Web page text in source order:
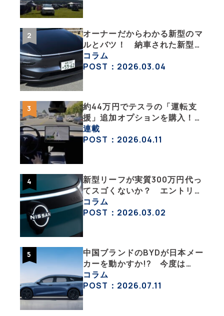
オーナーだからわかる新型のマ
ルとバツ！ 納車された新型を
旧型モデルＹと細部まで比べて
みた【テスラ沼にはまった大学
コラム
POST：2026.03.04
約44万円でテスラの「運転支
援」追加オプションを購入！
果たして価格以上の効果はあっ
たのか？【テスラ沼にはまった
連載
POST：2026.04.11
新型リーフが実質300万円代っ
てスゴくないか？ エントリー
グレード「B5」の中身を詳細
チェックした
コラム
POST：2026.03.02
中国ブランドのBYDが日本メー
カーを動かすか!? 今度は
PHEVのステーションワゴンで
日本市場を揺るがす
コラム
POST：2026.07.11